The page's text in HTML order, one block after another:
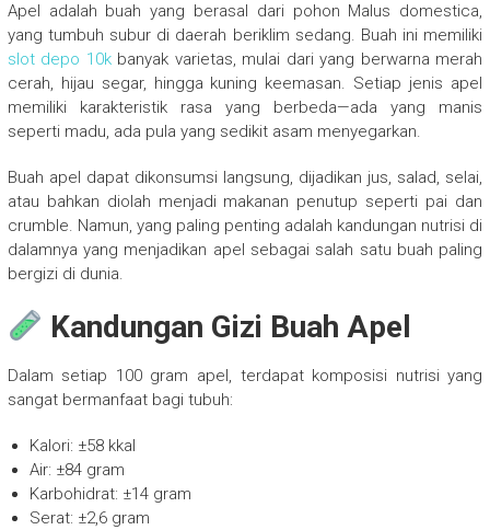
Apel adalah buah yang berasal dari pohon Malus domestica,
yang tumbuh subur di daerah beriklim sedang. Buah ini memiliki
slot depo 10kbanyak varietas, mulai dari yang berwarna merah
cerah, hijau segar, hingga kuning keemasan. Setiap jenis apel
memiliki karakteristik rasa yang berbeda—ada yang manis
seperti madu, ada pula yang sedikit asam menyegarkan.
Buah apel dapat dikonsumsi langsung, dijadikan jus, salad, selai,
atau bahkan diolah menjadi makanan penutup seperti pai dan
crumble. Namun, yang paling penting adalah kandungan nutrisi di
dalamnya yang menjadikan apel sebagai salah satu buah paling
bergizi di dunia.
Kandungan Gizi Buah Apel
Dalam setiap 100 gram apel, terdapat komposisi nutrisi yang
sangat bermanfaat bagi tubuh:
Kalori: ±58 kkal
Air: ±84 gram
Karbohidrat: ±14 gram
Serat: ±2,6 gram